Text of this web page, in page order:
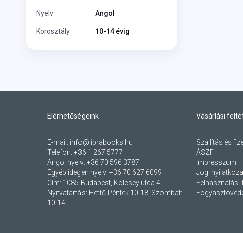
Nyelv Angol
Korosztály 10-14 évig
Elérhetőségeink
E-mail: info@librabooks.hu
Telefon: +36 1 267 5777
Angol nyelv: +36 70 596 3787
Egyéb idegen nyelv: +36 70 627 6099
Cím: 1085 Budapest, Kölcsey utca 4.
Nyitvatartás: Hétfő-Péntek 10-18, Szombat:
10-14
Vásárlási
Szállítás és
ÁSZF
Impresszum
Jogi
Felhasználási